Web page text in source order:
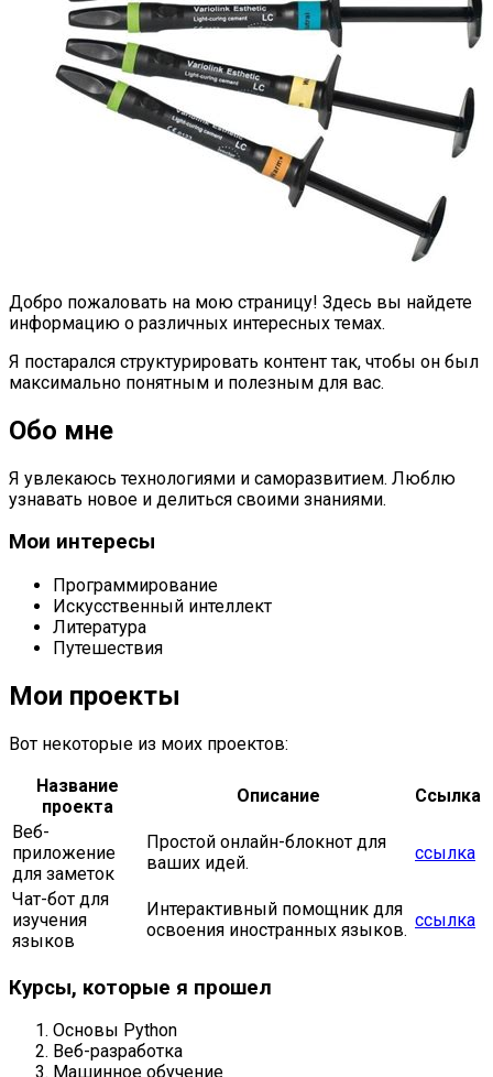
Добро пожаловать на мою страницу! Здесь вы найдете
информацию о различных интересных темах.
Я постарался структурировать контент так, чтобы он был
максимально понятным и полезным для вас.
Обо мне
Я увлекаюсь технологиями и саморазвитием. Люблю
узнавать новое и делиться своими знаниями.
Мои интересы
Программирование
Искусственный интеллект
Литература
Путешествия
Мои проекты
Вот некоторые из моих проектов:
Название
проекта
Описание
Ссылка
Веб-
приложение
для заметок
Простой онлайн-блокнот для
ваших идей.
ссылка
Чат-бот для
изучения
языков
Интерактивный помощник для
освоения иностранных языков. ссылка
Курсы, которые я прошел
Основы Python
Веб-разработка
Машинное обучение